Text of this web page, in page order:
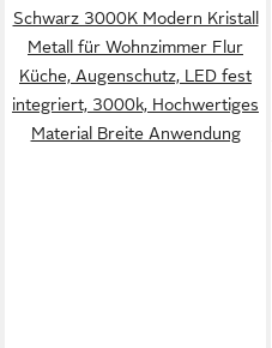
Schwarz 3000K Modern Kristall
Metall für Wohnzimmer Flur
Küche, Augenschutz, LED fest
integriert, 3000k, Hochwertiges
Material Breite Anwendung